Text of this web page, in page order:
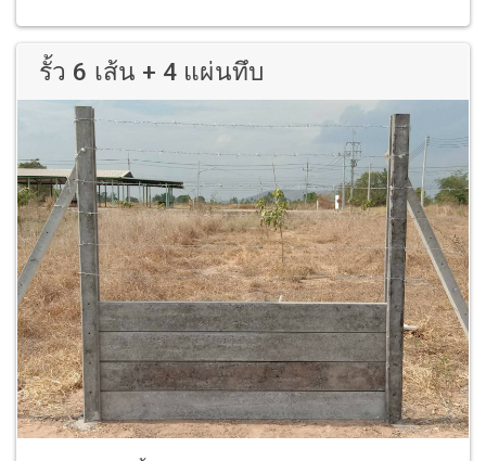
รั้ว 6 เส้น + 4 แผ่นทึบ